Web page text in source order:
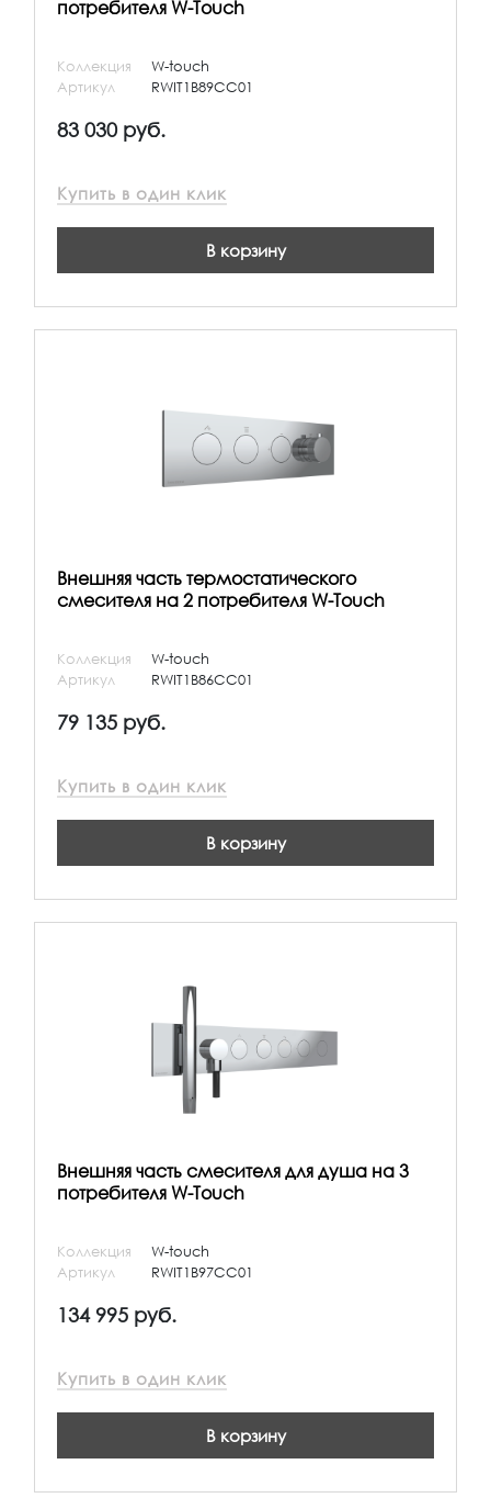
потребителя W-Touch
Коллекция
W-touch
Артикул
RWIT1B89CC01
83 030 руб.
Купить в один клик
В корзину
Внешняя часть термостатического
смесителя на 2 потребителя W-Touch
Коллекция
W-touch
Артикул
RWIT1B86CC01
79 135 руб.
Купить в один клик
В корзину
Внешняя часть смесителя для душа на 3
потребителя W-Touch
Коллекция
W-touch
Артикул
RWIT1B97CC01
134 995 руб.
Купить в один клик
В корзину